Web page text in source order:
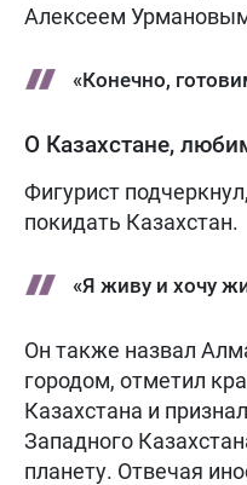
Алексеем
«Конечно,
О Казахстане,
Фигурист
покидать Казахстан.
«Я живу и хочу
Он также назвал
городом, отметил
Казахстана и
Западного
планету. Отвечая